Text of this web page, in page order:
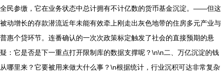
全民参缴，它在业务状态中总计拥有不计亿数的货币基金沉淀。——但这
被动增长的存款潜流近年未能有效牵上刚走出灰色地带的住房多元产业与
普惠个贷环节。连番确认的一次次政策标定触发了社会的直接预期的悬
疑：它是否是下一重点打开限制库的数据支撑呢？\n\n二、万亿沉淀的钱
从哪里来？它要被用来做大什么事？\n根据统计，行业沉积可达非常复杂